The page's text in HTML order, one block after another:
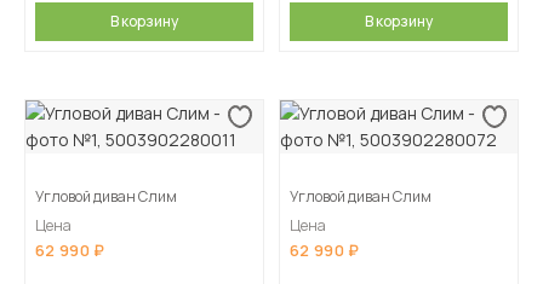
В корзину В корзину
Угловой диван Слим
Цена
62 990
Угловой диван Слим
Цена
62 990